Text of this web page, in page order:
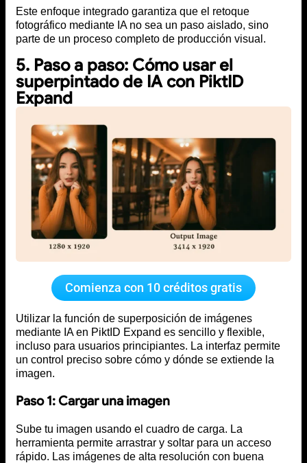
Este enfoque integrado garantiza que el retoque
fotográfico mediante IA no sea un paso aislado, sino
parte de un proceso completo de producción visual.
5. Paso a paso: Cómo usar el
superpintado de IA con PiktID
Expand
Comienza con 10 créditos gratis
Utilizar la función de superposición de imágenes
mediante IA en PiktID Expand es sencillo y flexible,
incluso para usuarios principiantes. La interfaz permite
un control preciso sobre cómo y dónde se extiende la
imagen.
Paso 1: Cargar una imagen
Sube tu imagen usando el cuadro de carga. La
herramienta permite arrastrar y soltar para un acceso
rápido. Las imágenes de alta resolución con buena